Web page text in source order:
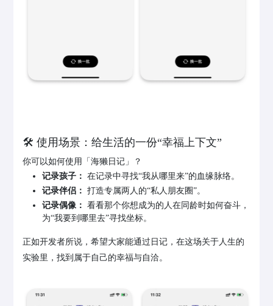
🛠️ 使用场景：给生活的一份“幸福上下文”
你可以如何使用「海獭日记」？
记录孩子： 在记录中寻找“我从哪里来”的血缘脉络。
记录伴侣： 打造专属两人的“私人朋友圈”。
记录偶像： 看看那个你想成为的人在同龄时如何奋斗，
为“我要到哪里去”寻找坐标。
正如开发者所说，希望大家能通过日记，在这场关于人生的
实验里，找到属于自己的幸福与自洽。